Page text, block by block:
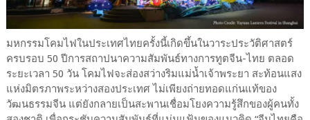
มหกรรมโคมไฟในประเทศไทยครั้งนี้เกิดขึ้นในวาระประวัติศาสตร์
ครบรอบ 50 ปีการสถาปนาความสัมพันธ์ทางการทูตจีน-ไทย ตลอด
ระยะเวลา 50 วัน โคมไฟจะส่องสว่างริมแม่น้ำเจ้าพระยา สะท้อนแสง
แห่งมิตรภาพระหว่างสองประเทศ ไม่เพียงถ่ายทอดแก่นแท้ของ
วัฒนธรรมจีน แต่ยังกลายเป็นสะพานเชื่อมโยงความรู้สึกของผู้คนทั้ง